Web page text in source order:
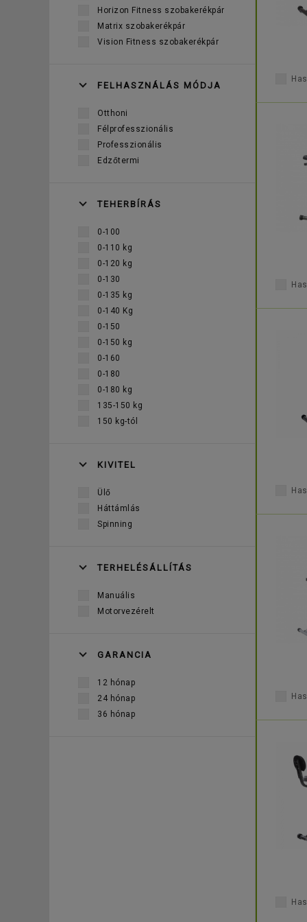
A szobakerékpár manuálisan vezérelhető konzolja
betartását, valamint a fejlődés lehetőségét biztosítják.
Horizon Fitness szobakerékpár
Matrix szobakerékpár
Vision Fitness szobakerékpár
FELHASZNÁLÁS MÓDJA
Otthoni
Félprofesszionális
Professzionális
Edzőtermi
TEHERBÍRÁS
0-100
0-110 kg
0-120 kg
0-130
0-135 kg
0-140 Kg
0-150
0-150 kg
0-160
0-180
0-180 kg
135-150 kg
150 kg-tól
KIVITEL
Ülő
Háttámlás
Spinning
TERHELÉSÁLLÍTÁS
Manuális
Motorvezérelt
GARANCIA
12 hónap
24 hónap
36 hónap